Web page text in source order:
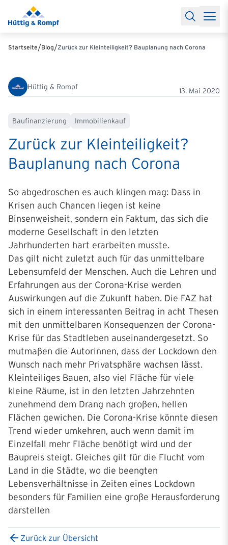
Baufinanzierung
RechnerBaufinanzierungsrechner
Anschlussfinanzierung
Partnerschaft
Partner werden
Käuferprofile 2026
News & Events
Über unsIhre Ansprechpartner
Startseite/Blog/Zurück zur Kleinteiligkeit? Bauplanung nach Corona
Hüttig & Rompf 13. Mai 2020
Baufinanzierung Immobilienkauf
Zurück zur Klein­tei­ligkeit?
Bauplanung nach Corona
So abgedroschen es auch klingen mag: Dass in
Krisen auch Chancen liegen ist keine
Binsenweisheit, sondern ein Faktum, das sich die
moderne Gesellschaft in den letzten
Jahrhunderten hart erarbeiten musste.
Das gilt nicht zuletzt auch für das unmittelbare
Lebensumfeld der Menschen. Auch die Lehren und
Erfahrungen aus der Corona-Krise werden
Auswirkungen auf die Zukunft haben. Die FAZ hat
sich in einem interessanten Beitrag in acht Thesen
mit den unmittelbaren Konsequenzen der Corona-
Krise für das Stadtleben auseinandergesetzt. So
mutmaßen die Autorinnen, dass der Lockdown den
Wunsch nach mehr Privatsphäre wachsen lässt.
Kleinteiliges Bauen, also viel Fläche für viele
kleine Räume, ist in den letzten Jahrzehnten
zunehmend dem Drang nach großen, hellen
Flächen gewichen. Die Corona-Krise könnte diesen
Trend wieder umkehren, auch wenn damit im
Einzelfall mehr Fläche benötigt wird und der
Baupreis steigt. Gleiches gilt für die Flucht vom
Land in die Städte, wo die beengten
Lebensverhältnisse in Zeiten eines Lockdown
besonders für Familien eine große Herausforderung
darstellen
Zurück zur Übersicht